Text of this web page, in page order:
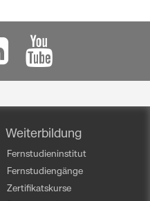
Weiterbildung
Fernstudieninstitut
Fernstudiengänge
Zertifikatskurse